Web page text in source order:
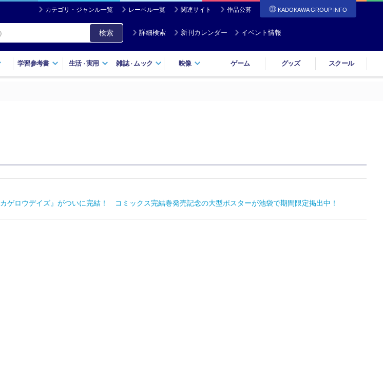
カテゴリ・ジャンル一覧 レーベル一覧 関連サイト 作品公募 KADOKAWA GROUP INFO
検索 詳細検索 新刊カレンダー イベント情報
学習参考書 生活・実用 雑誌・ ムック 映像 ゲーム グッズ スクール
ゲロウデイズ』がついに完結！ コミックス完結巻発売記念の大型ポスターが池袋で期間限定掲出中！